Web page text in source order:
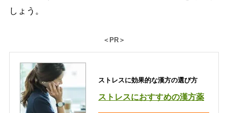
しょう。
＜PR＞
ストレスに効果的な漢方の選び方
ストレスにおすすめの漢方薬